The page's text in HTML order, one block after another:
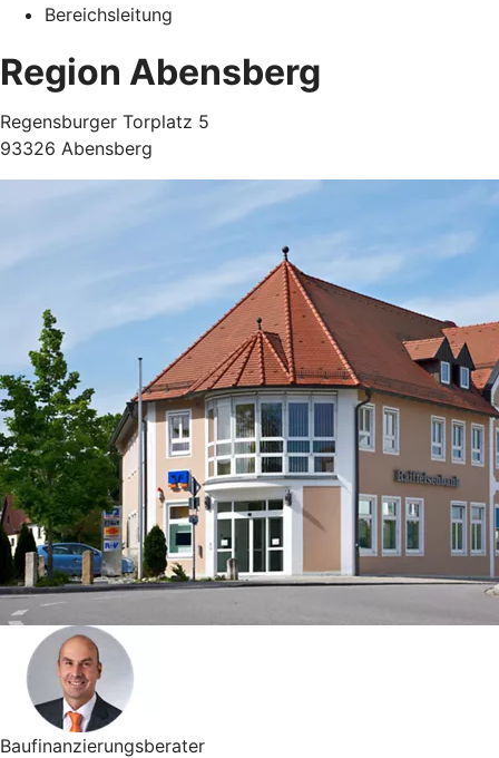
Bereichsleitung
Region Abensberg
Regensburger Torplatz 5
93326 Abensberg
Baufinanzierungsberater